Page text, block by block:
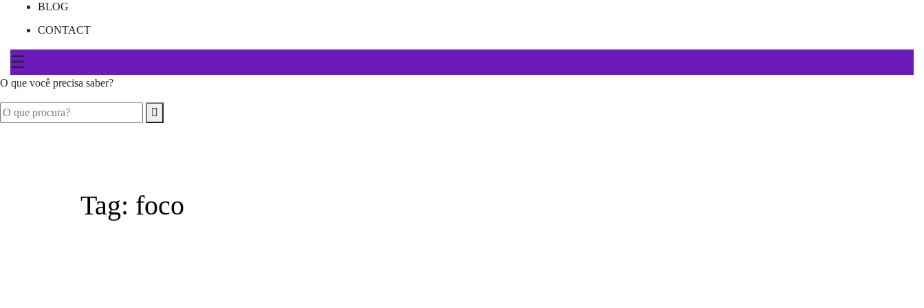
BLOG
CONTACT
☰
O que você precisa saber?
Tag: foco